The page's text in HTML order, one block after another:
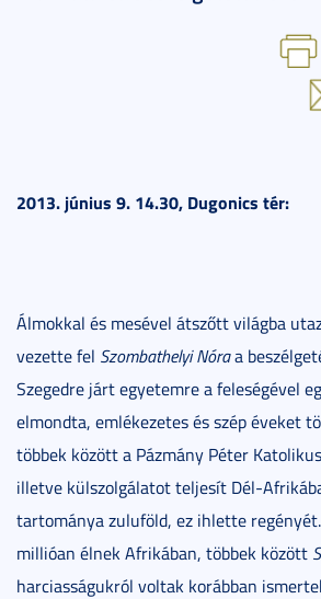
2013. június 9. 14.30, Dugonics tér:
Álmokkal és mesével átszőtt világba
vezette fel Szombathelyi Nóraa
Szegedre járt egyetemre a feleségével
elmondta, emlékezetes és szép éveket
többek között a Pázmány Péter
illetve külszolgálatot teljesít Dél-
tartománya zuluföld, ez ihlette
millióan élnek Afrikában, többek között
harciasságukról voltak korábban